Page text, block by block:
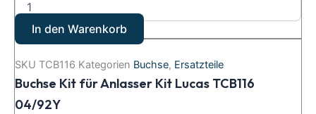
In den Warenkorb
SKU TCB116 Kategorien Buchse, Ersatzteile
Buchse Kit für Anlasser Kit Lucas TCB116
04/92Y